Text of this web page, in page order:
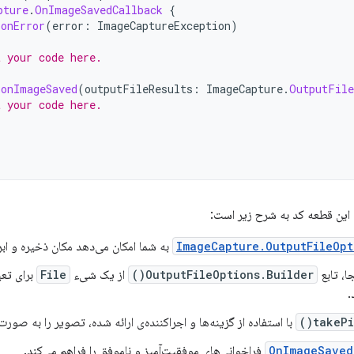
.OnImageSavedCallback {
onError(error : ImageCaptureException)
code here.
onImageSaved(outputFileResults : ImageCapture.
code here.
این قطعه کد به شرح زیر است:
به شما امکان می‌دهد مکان ذخیره و
تابع OutputFileOptions.Builder() از یک شیء File برای
با استفاده از گزینه‌ها و اجراکننده‌ی ارائه شده، تصویر را به
فراخوانی‌های موفقیت‌آمیز و ناموفق را فراهم می‌کند.